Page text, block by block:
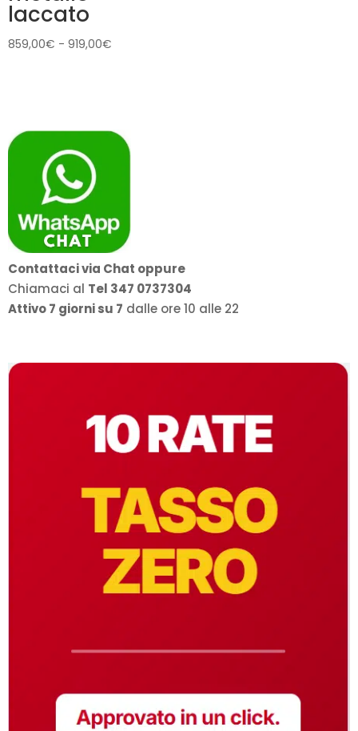
laccato
859,00€ - 919,00€
a
919,00€
Contattaci via Chat oppure
Chiamaci al Tel 347 0737304
Attivo 7 giorni su 7 dalle ore 10 alle 22